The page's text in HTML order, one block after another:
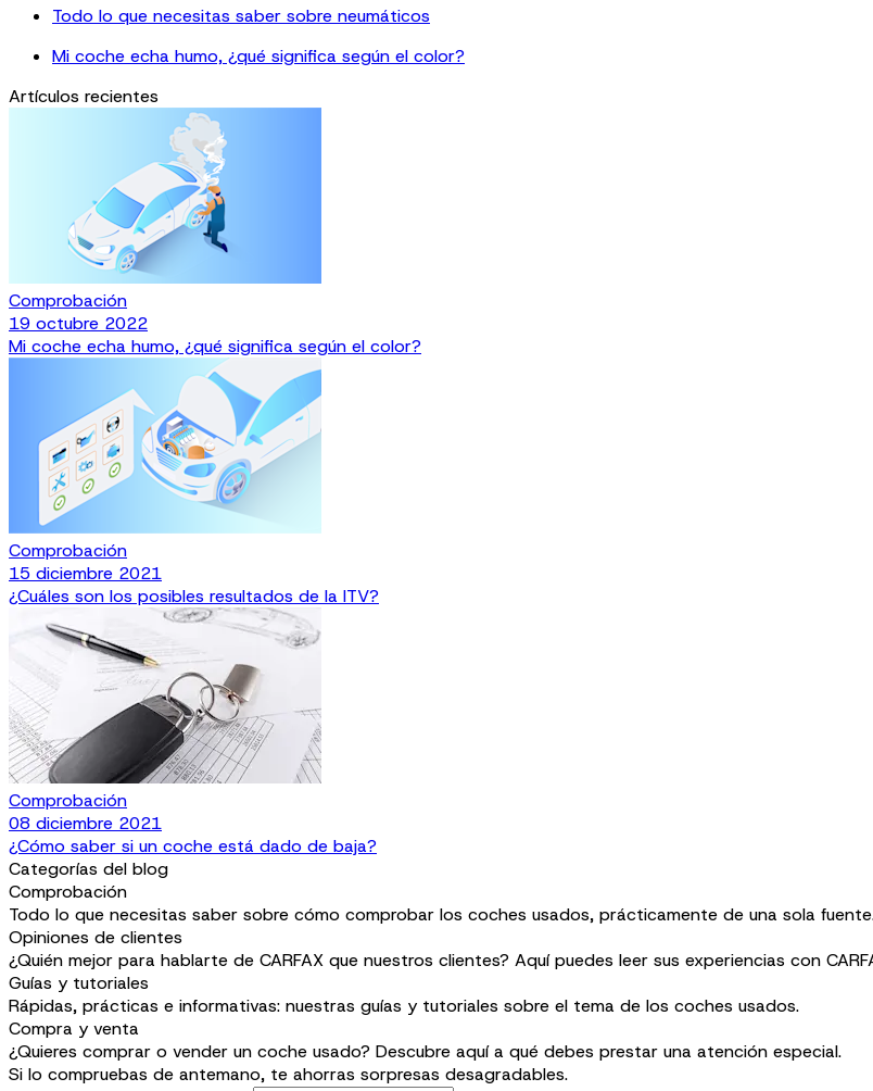
Todo lo que necesitas saber sobre neumáticos
Mi coche echa humo, ¿qué significa según el color?
Artículos recientes
Comprobación
19 octubre 2022
Mi coche echa humo, ¿qué significa según el color?
Comprobación
15 diciembre 2021
¿Cuáles son los posibles resultados de la ITV?
Comprobación
08 diciembre 2021
¿Cómo saber si un coche está dado de baja?
Categorías del blog
Comprobación
Todo lo que necesitas saber sobre cómo comprobar los coches usados, prácticamente de una sola
Opiniones de clientes
¿Quién mejor para hablarte de CARFAX que nuestros clientes? Aquí puedes leer sus experiencias con
Guías y tutoriales
Rápidas, prácticas e informativas: nuestras guías y tutoriales sobre el tema de los coches usados.
Compra y venta
¿Quieres comprar o vender un coche usado? Descubre aquí a qué debes prestar una atención especial.
Si lo compruebas de antemano, te ahorras sorpresas desagradables.